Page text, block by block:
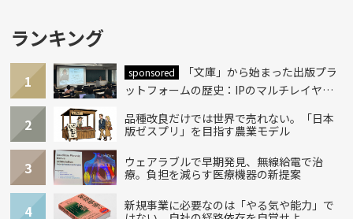
ランキング
1 sponsored
「文庫」から始まった出版プラ
ットフォームの歴史：IPのマルチレイヤー
2
品種改良だけでは世界で売れない。「日本
版ゼスプリ」を目指す農業モデル
3
ウェアラブルで早期発見、無線給電で治
療。負担を減らす医療機器の新提案
4
新規事業に必要なのは「やる気や能力」で